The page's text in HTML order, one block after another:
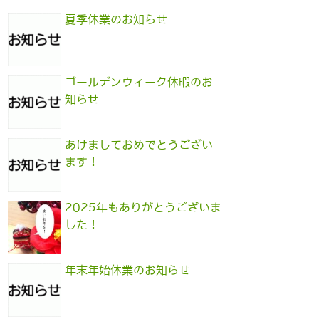
夏季休業のお知らせ
ゴールデンウィーク休暇のお
知らせ
あけましておめでとうござい
ます！
2025年もありがとうございま
した！
年末年始休業のお知らせ